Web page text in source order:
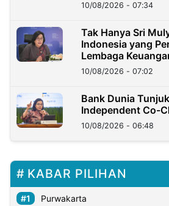
10/08/2026 - 07:34
Tak Hanya Sri
Indonesia yang
Lembaga
10/08/2026 - 07:02
Bank Dunia
Independent Co-
10/08/2026 - 06:48
KABAR PILIHAN
Purwakarta